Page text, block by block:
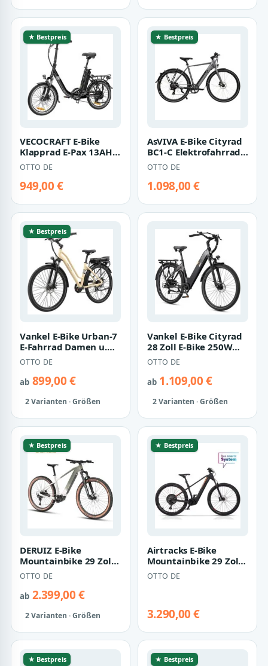
★ Bestpreis
VECOCRAFT E-Bike
Klapprad E-Pax 13AH
e-bike klapprad, 7
Gang Shimano T…
OTTO DE
949,00 €
★ Bestpreis
AsVIVA E-Bike Cityrad
BC1-C Elektrofahrrad
28 Zoll, 7 Gang
Shimano Shi…
OTTO DE
1.098,00 €
★ Bestpreis
Vankel E-Bike Urban-7
E-Fahrrad Damen u.
Herren 460WH
Pedelec, 36V 70 …
OTTO DE
ab899,00 €
2 Varianten · Größen
Vankel E-Bike Cityrad
28 Zoll E-Bike 250W
52Nm 120km
Reichweite Elektr…
OTTO DE
ab1.109,00 €
2 Varianten · Größen
★ Bestpreis
DERUIZ E-Bike
Mountainbike 29 Zoll,
110 Nm Mittelmotor,
max. 180km, 6…
OTTO DE
ab2.399,00 €
2 Varianten · Größen
★ Bestpreis
Airtracks E-Bike
Mountainbike 29 Zoll
Herren E-MTB
MAVERIX XR6 Gent
OTTO DE
3.290,00 €
★ Bestpreis ★ Bestpreis